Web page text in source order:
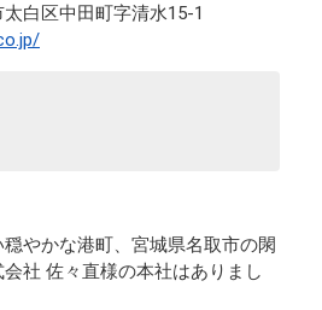
白区中田町字清水15-1
やかな港町、宮城県名取市の閖
会社 佐々直様の本社はありまし